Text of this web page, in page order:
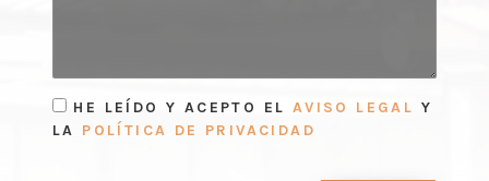
HE LEÍDO Y ACEPTO EL AVISO LEGAL Y
LA POLÍTICA DE PRIVACIDAD